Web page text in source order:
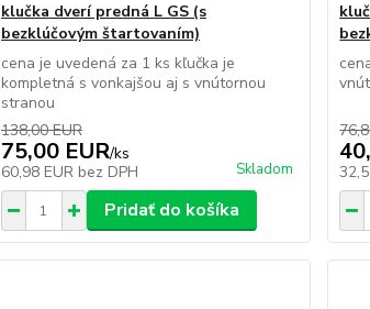
klučka dverí predná L GS (s
bezklúčovým štartovaním)
cena je uvedená za 1 ks kľučka je
kompletná s vonkajšou aj s vnútornou
stranou
138,00 EUR
75,00 EUR/ks
60,98 EUR bez DPH Skladom
Pridať do košíka